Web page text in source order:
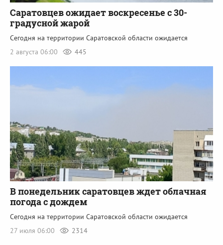
Саратовцев ожидает воскресенье c 30-
градусной жарой
Сегодня на территории Саратовской области ожидается
2 августа 06:00
445
В понедельник саратовцев ждет облачная
погода с дождем
Сегодня на территории Саратовской области ожидается
27 июля 06:00
2314